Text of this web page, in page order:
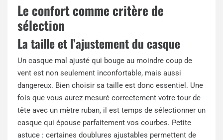
Le confort comme critère de
sélection
La taille et l’ajustement du casque
Un casque mal ajusté qui bouge au moindre coup de
vent est non seulement inconfortable, mais aussi
dangereux. Bien choisir sa taille est donc essentiel. Une
fois que vous aurez mesuré correctement votre tour de
tête avec un mètre ruban, il est temps de sélectionner un
casque qui épouse parfaitement vos courbes. Petite
astuce : certaines doublures ajustables permettent de